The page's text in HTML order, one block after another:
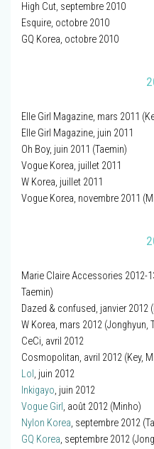
High Cut, septembre 2010
Esquire, octobre 2010
GQ Korea, octobre 2010
Elle Girl Magazine, mars 2011
Elle Girl Magazine, juin 2011
Oh Boy, juin 2011 (Taemin)
Vogue Korea, juillet 2011
W Korea, juillet 2011
Vogue Korea, novembre 2011
Marie Claire Accessories 2012-
Taemin)
Dazed & confused, janvier 2012
W Korea, mars 2012 (Jonghyun,
CeCi, avril 2012
Cosmopolitan, avril 2012 (Key,
Lol , juin 2012
Inkigayo, juin 2012
Vogue Girl , août 2012 (Minho)
Nylon Korea, septembre 2012
GQ Korea, septembre 2012